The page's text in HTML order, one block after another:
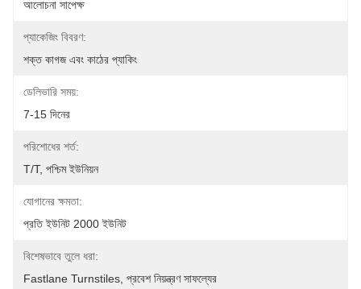
আলোচনা সাপেক্ষ
প্যাকেজিং বিবরণ:
শক্ত কাগজ এবং কাঠের প্যাকিং
ডেলিভারি সময়:
7-15 দিনের
পরিশোধের শর্ত:
T/T, পশ্চিম ইউনিয়ন
যোগানের ক্ষমতা:
প্রতি ইউনিট 2000 ইউনিট
বিশেষভাবে তুলে ধরা:
Fastlane Turnstiles প্রবেশ নিয়ন্ত্রণ সাফল্যের